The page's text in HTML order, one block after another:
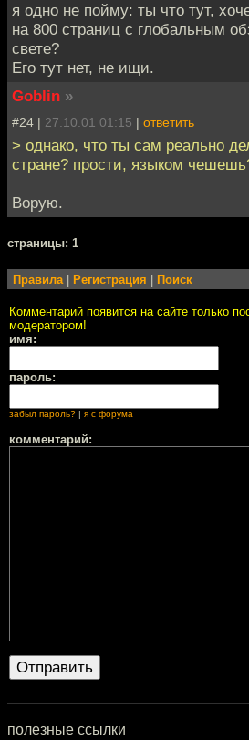
я одно не пойму: ты что тут,
на 800 страниц с глобальным
свете?
Его тут нет, не ищи.
Goblin »
#24 | 27.10.01 01:15 | ответить
> однако, что ты сам реально
стране? прости, языком
Ворую.
cтраницы: 1
Правила | Регистрация | Поиск
Комментарий появится на сайте только
модератором!
имя:
пароль:
забыл пароль? | я с форума
комментарий:
полезные ссылки